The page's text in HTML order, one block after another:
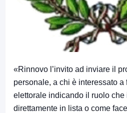
«Rinnovo l’invito ad inviare il
personale, a chi è interessato a
elettorale indicando il ruolo che
direttamente in lista o come